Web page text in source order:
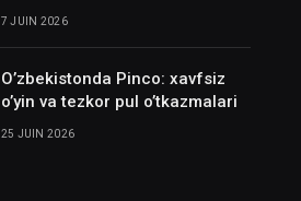
7 JUIN 2026
O’zbekistonda Pinco: xavfsiz
o’yin va tezkor pul o’tkazmalari
25 JUIN 2026